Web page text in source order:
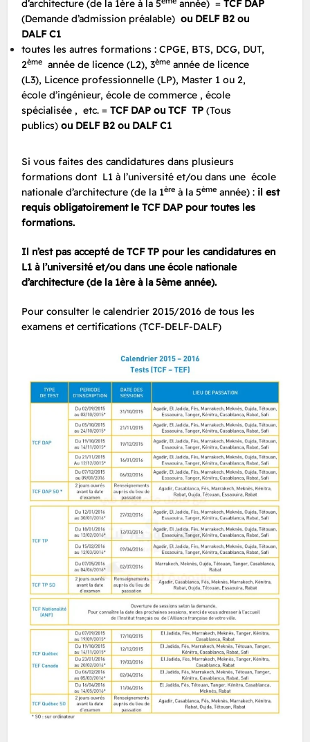
d’architecture (de la 1ère à la 5
année) =TCF DAP
(Demande d’admission préalable) ou DELF B2 ou
DALF C1
toutes les autres formations : CPGE, BTS, DCG, DUT,
2ème année de licence (L2), 3ème année de licence
(L3), Licence professionnelle (LP), Master 1 ou 2,
école d’ingénieur, école de commerce , école
spécialisée , etc. =TCF DAP ou TCF TP(Tous
publics) ou DELF B2 ou DALF C1
Si vous faites des candidatures dans plusieurs
formations dont L1 à l’université et/ou dans une école
nationale d’architecture (de la 1ère à la 5ème année) : il est
requis obligatoirement le TCF DAP pour toutes les
formations.
Il n’est pas accepté de TCF TP pour les candidatures en
L1 à l’université et/ou dans une école nationale
d’architecture (de la 1ère à la 5ème année).
Pour consulter le calendrier 2015/2016 de tous les
examens et certifications (TCF-DELF-DALF)